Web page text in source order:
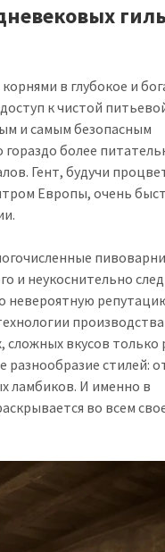
в глубокое и
к чистой
и самым безопасным
более
Гент, будучи
Европы, очень
и неукоснительно
невероятную
производства
сложных вкусов только
разнообразие стилей:
ламбиков. И именно в
во всем